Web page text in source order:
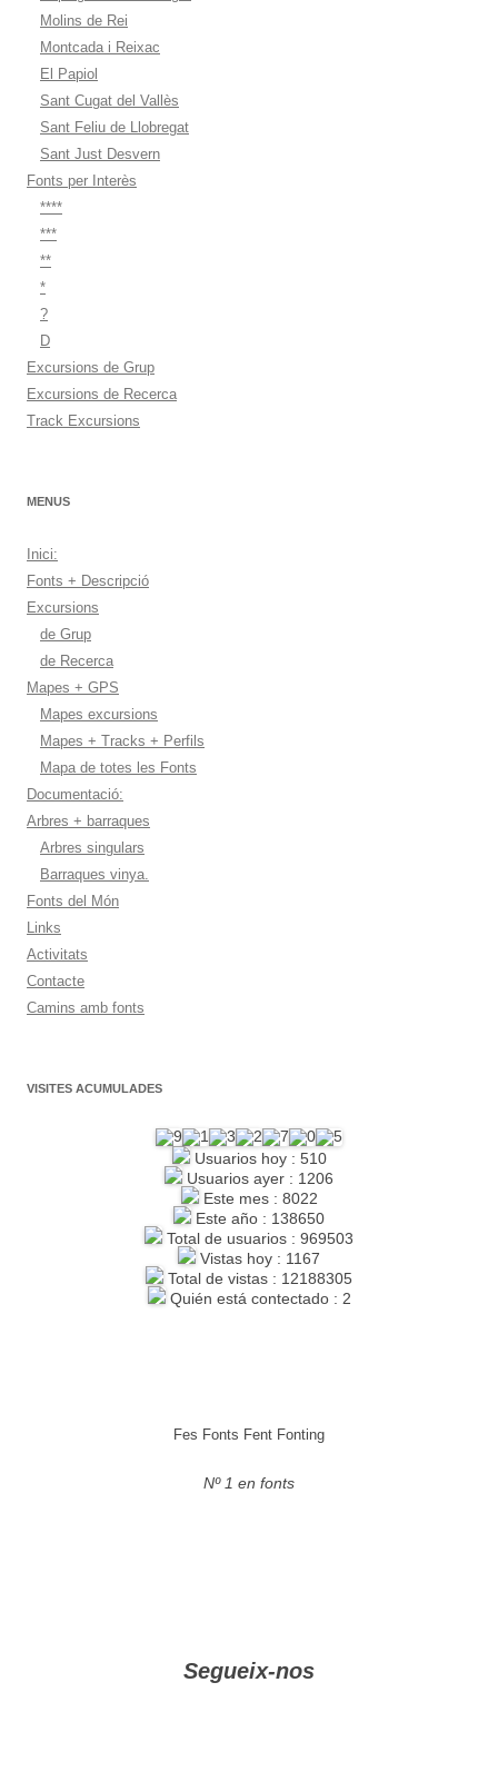
Molins de Rei
Montcada i Reixac
El Papiol
Sant Cugat del Vallès
Sant Feliu de Llobregat
Sant Just Desvern
Fonts per Interès
****
***
**
*
?
D
Excursions de Grup
Excursions de Recerca
Track Excursions
MENUS
Inici:
Fonts + Descripció
Excursions
de Grup
de Recerca
Mapes + GPS
Mapes excursions
Mapes + Tracks + Perfils
Mapa de totes les Fonts
Documentació:
Arbres + barraques
Arbres singulars
Barraques vinya.
Fonts del Món
Links
Activitats
Contacte
Camins amb fonts
VISITES ACUMULADES
Usuarios hoy : 510
Usuarios ayer : 1206
Este mes : 8022
Este año : 138650
Total de usuarios : 969503
Vistas hoy : 1167
Total de vistas : 12188305
Quién está contectado : 2
Fes Fonts Fent Fonting
Nº 1 en fonts
Segueix-nos